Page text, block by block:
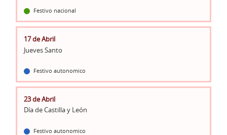
Festivo nacional
17 de Abril
Jueves Santo
Festivo autonomico
23 de Abril
Día de Castilla y León
Festivo autonomico